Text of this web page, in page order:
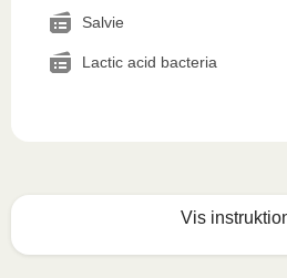
Salvie
Lactic acid bacteria
Vis